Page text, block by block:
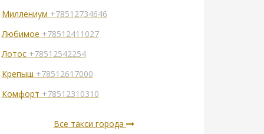
Миллениум +78512734646
Любимое +78512411027
Лотос +78512542254
Крепыш +78512617000
Комфорт +78512310310
Все такси города